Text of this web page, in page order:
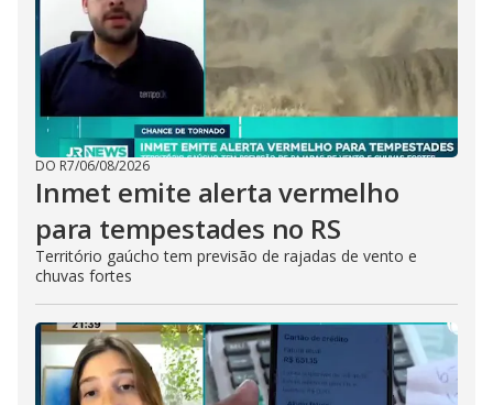
DO R7/06/08/2026
Inmet emite alerta vermelho
para tempestades no RS
Território gaúcho tem previsão de rajadas de vento e
chuvas fortes